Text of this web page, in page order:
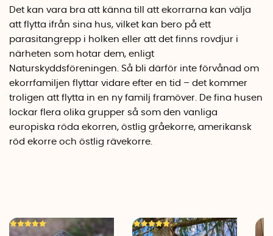
Det kan vara bra att känna till att ekorrarna kan välja
att flytta ifrån sina hus, vilket kan bero på ett
parasitangrepp i holken eller att det finns rovdjur i
närheten som hotar dem, enligt
Naturskyddsföreningen. Så bli därför inte förvånad om
ekorrfamiljen flyttar vidare efter en tid – det kommer
troligen att flytta in en ny familj framöver. De fina husen
lockar flera olika grupper så som den vanliga
europiska röda ekorren, östlig gråekorre, amerikansk
röd ekorre och östlig rävekorre.